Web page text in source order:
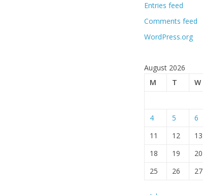
Entries feed
Comments feed
WordPress.org
August 2026
M
T W
4
5 6
11
12 13
18
19 20
25
26 27